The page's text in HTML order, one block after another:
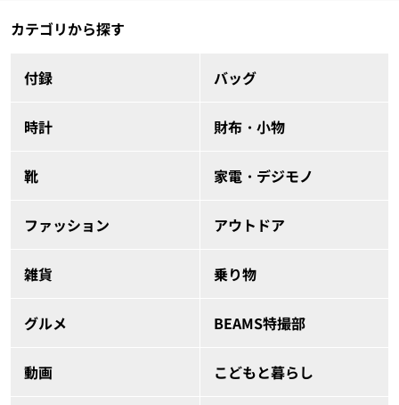
カテゴリから探す
付録 バッグ
時計 財布・小物
靴 家電・デジモノ
ファッション アウトドア
雑貨 乗り物
グルメ BEAMS特撮部
動画 こどもと暮らし